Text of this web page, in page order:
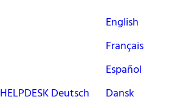
HELPDESKDeutsch
English
Français
Español
Dansk